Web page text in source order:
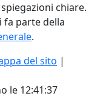
chiare.
fa parte della
.
del sito |
le 12:41:37